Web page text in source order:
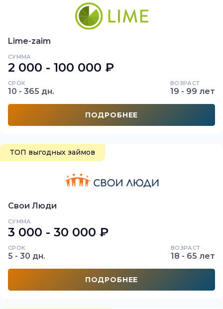
Lime-zaim
СУММА
2 000 - 100 000 ₽
СРОК
10 - 365 дн.
ВОЗРАСТ
19 - 99 лет
ПОДРОБНЕЕ
ТОП выгодных займов
Свои Люди
СУММА
3 000 - 30 000 ₽
СРОК
5 - 30 дн.
ВОЗРАСТ
18 - 65 лет
ПОДРОБНЕЕ